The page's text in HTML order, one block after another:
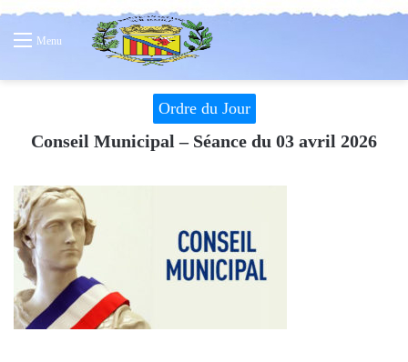
Menu
Ordre du Jour
Conseil Municipal – Séance du 03 avril 2026